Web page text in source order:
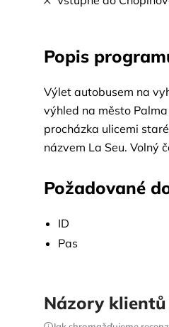
Popis
Výlet autobusem na
výhled na město
procházka ulicemi
názvem La Seu. Volný
Fryderyk Chopin se
kláštera, ve kterém
sbírka osobních
procházka
Požadované
ID
Pas
Názory klientů